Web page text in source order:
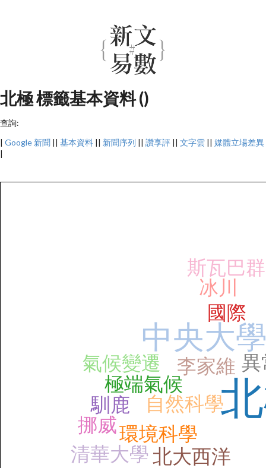
北極 標籤基本資料 ()
查詢:
| Google 新聞 || 基本資料 || 新聞序列 || 讚享評 || 文字雲 || 媒體立場差異
|
中央大
環境科學
自然科學
極端氣候
氣候變遷
國際
冰川
馴鹿
清華大學 北大西洋
李家維
挪威
斯瓦巴
異